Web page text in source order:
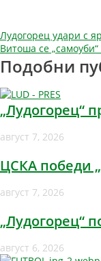
Навигация
Лудогорец удари с
Витоша се
Подобни
„Лудогорец“
август 7, 2026
ЦСКА победи
август 7, 2026
„Лудогорец“
август 6, 2026